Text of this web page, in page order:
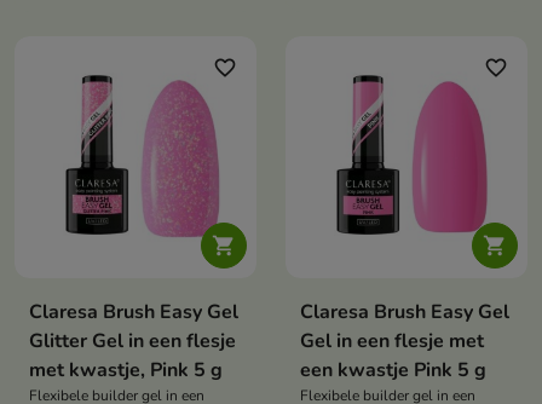
zonder barsten of afbrokkelen.
zonder barsten of afbrokkelen.

favorite_border
Claresa Brush Easy Gel
Glitter Gel in een flesje
met kwastje, Pink 5 g
Flexibele builder gel in een

favorite_border
Claresa Brush Easy Gel
Gel in een flesje met
een kwastje Pink 5 g
Flexibele builder gel in een